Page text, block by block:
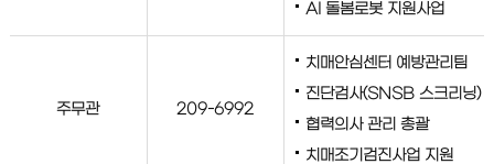
AI 돌봄로봇 지원사업
주무관 209-6992
치매안심센터 예방관리팀
진단검사(SNSB 스크리닝)
협력의사 관리 총괄
치매조기검진사업 지원